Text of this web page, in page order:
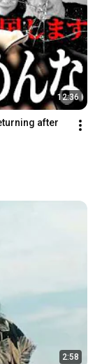
12:36
after
2:58